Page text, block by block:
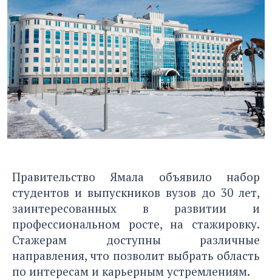
Правительство Ямала объявило набор
студентов и выпускников вузов до 30 лет,
заинтересованных в развитии и
профессиональном росте, на стажировку.
Стажерам доступны различные
направления, что позволит выбрать область
по интересам и карьерным устремлениям.